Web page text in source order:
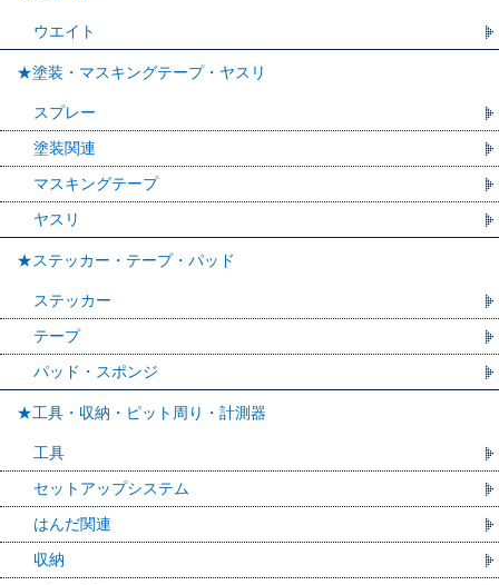
ウエイト
★塗装・マスキングテープ・ヤスリ
スプレー
塗装関連
マスキングテープ
ヤスリ
★ステッカー・テープ・パッド
ステッカー
テープ
パッド・スポンジ
★工具・収納・ピット周り・計測器
工具
セットアップシステム
はんだ関連
収納